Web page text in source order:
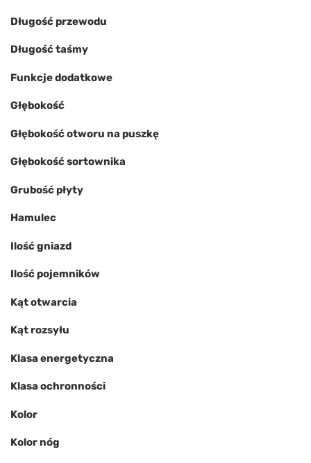
Długość przewodu
Długość taśmy
Funkcje dodatkowe
Głębokość
Głębokość otworu na puszkę
Głębokość sortownika
Grubość płyty
Hamulec
Ilość gniazd
Ilość pojemników
Kąt otwarcia
Kąt rozsyłu
Klasa energetyczna
Klasa ochronności
Kolor
Kolor nóg